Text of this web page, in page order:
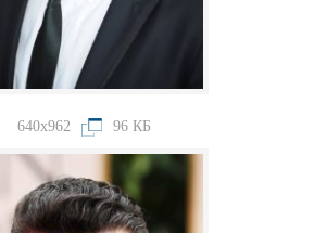
640x962 96 КБ